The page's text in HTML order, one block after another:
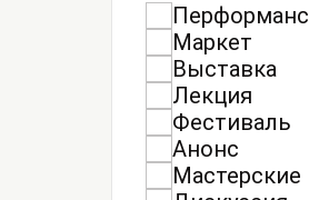
Перформанс
Маркет
Выставка
Лекция
Фестиваль
Анонс
Мастерские